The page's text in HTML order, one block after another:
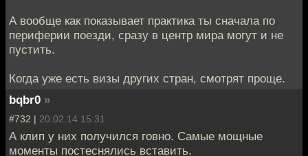
А вообще как показывает практика ты сначала по
периферии поезди, сразу в центр мира могут и не
пустить.
Когда уже есть визы других стран, смотрят проще.
bqbr0 »
#732 | 20.02.14 15:31
А клип у них получился говно. Самые мощные
моменты постеснялись вставить.